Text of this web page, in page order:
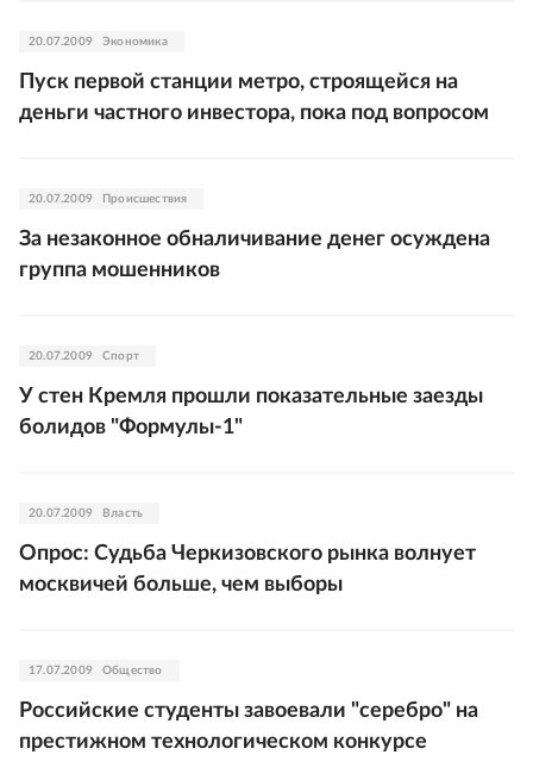
20.07.2009 Экономика
Пуск первой станции метро, строящейся на
деньги частного инвестора, пока под вопросом
20.07.2009 Происшествия
За незаконное обналичивание денег осуждена
группа мошенников
20.07.2009 Спорт
У стен Кремля прошли показательные заезды
болидов "Формулы-1"
20.07.2009 Власть
Опрос: Судьба Черкизовского рынка волнует
москвичей больше, чем выборы
17.07.2009 Общество
Российские студенты завоевали "серебро" на
престижном технологическом конкурсе